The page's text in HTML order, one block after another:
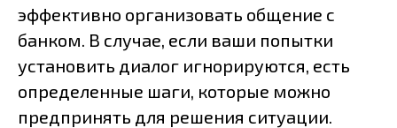
эффективно организовать общение с
банком. В случае, если ваши попытки
установить диалог игнорируются, есть
определенные шаги, которые можно
предпринять для решения ситуации.